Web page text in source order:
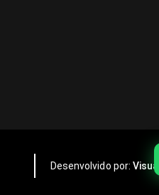
Desenvolvido por: